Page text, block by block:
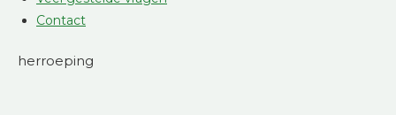
Contact
herroeping